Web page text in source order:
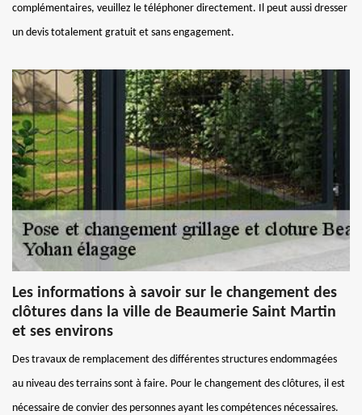
complémentaires, veuillez le téléphoner directement. Il peut aussi dresser
un devis totalement gratuit et sans engagement.
Les informations à savoir sur le changement des
clôtures dans la ville de Beaumerie Saint Martin
et ses environs
Des travaux de remplacement des différentes structures endommagées
au niveau des terrains sont à faire. Pour le changement des clôtures, il est
nécessaire de convier des personnes ayant les compétences nécessaires.